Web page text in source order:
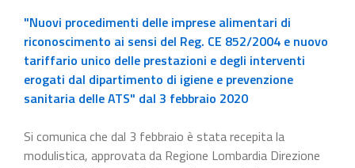
"Nuovi procedimenti delle imprese alimentari di
riconoscimento ai sensi del Reg. CE 852/2004 e nuovo
tariffario unico delle prestazioni e degli interventi
erogati dal dipartimento di igiene e prevenzione
sanitaria delle ATS" dal 3 febbraio 2020
Si comunica che dal 3 febbraio è stata recepita la
modulistica, approvata da Regione Lombardia Direzione